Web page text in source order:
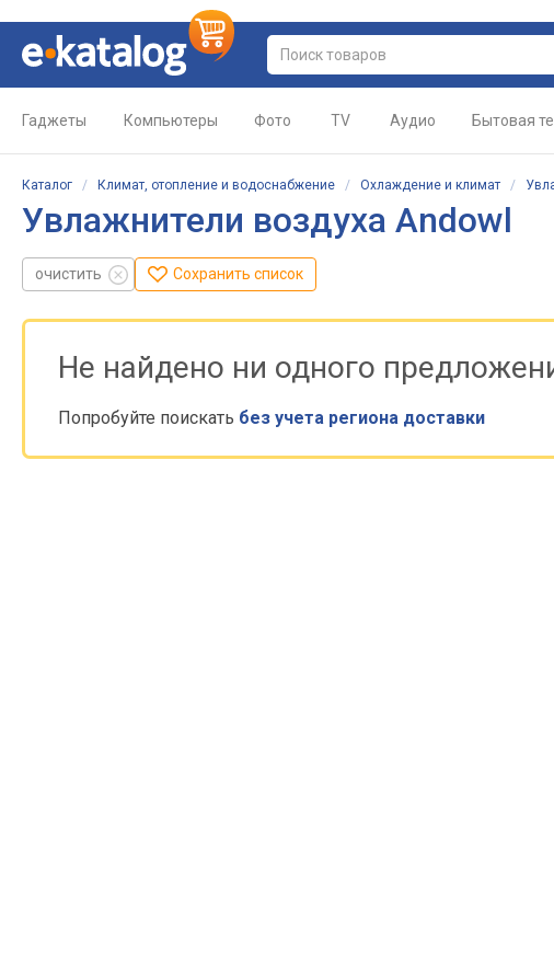
Гаджеты Компьютеры Фото TV Аудио Бытовая
Каталог / Климат, отопление и водоснабжение / Охлаждение и климат /
Увлажнители воздуха Andowl
очистить Сохранить список
Не найдено ни одного
Попробуйте поискать без учета региона доставки